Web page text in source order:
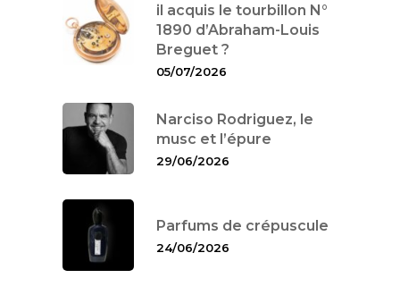
il acquis le tourbillon N°
1890 d’Abraham-Louis
Breguet ?
05/07/2026
Narciso Rodriguez, le
musc et l’épure
29/06/2026
Parfums de crépuscule
24/06/2026